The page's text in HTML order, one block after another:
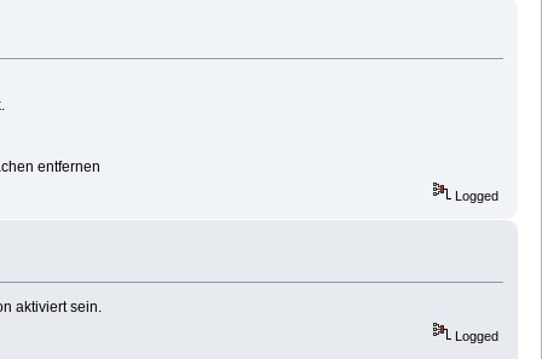
entfernen
Logged
aktiviert sein.
Logged